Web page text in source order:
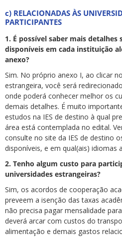
c) RELACIONADAS ÀS
PARTICIPANTES
1. É possível saber mais detalhes
disponíveis em cada instituição
anexo?
Sim. No próprio anexo I, ao clicar
estrangeira, você será
onde poderá conhecer melhor os
demais detalhes. É muito
estudos na IES de destino à qual
área está contemplada no edital.
consulte no site da IES de destino
disponíveis, e em qual(ais) idiomas
2. Tenho algum custo para
universidades estrangeiras?
Sim, os acordos de cooperação
preveem a isenção das taxas
não precisa pagar mensalidade
deverá arcar com custos do
alimentação e demais gastos